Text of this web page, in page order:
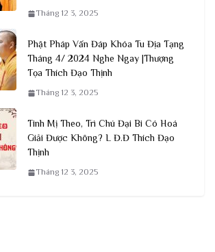
Tháng 12 3, 2025
Phật Pháp Vấn Đáp Khóa Tu Địa Tạng
Tháng 4/ 2024 Nghe Ngay |Thượng
Tọa Thích Đạo Thịnh
Tháng 12 3, 2025
Tinh Mị Theo, Trì Chú Đại Bi Có Hoá
Giải Được Không? L Đ.Đ Thích Đạo
Thịnh
Tháng 12 3, 2025